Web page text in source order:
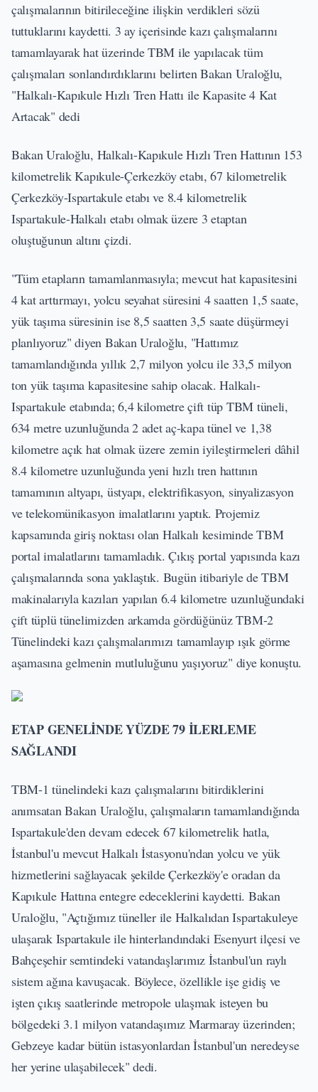
çalışmalarının bitirileceğine ilişkin verdikleri sözü
tuttuklarını kaydetti. 3 ay içerisinde kazı çalışmalarını
tamamlayarak hat üzerinde TBM ile yapılacak tüm
çalışmaları sonlandırdıklarını belirten Bakan Uraloğlu,
"Halkalı-Kapıkule Hızlı Tren Hattı ile Kapasite 4 Kat
Artacak" dedi
Bakan Uraloğlu, Halkalı-Kapıkule Hızlı Tren Hattının 153
kilometrelik Kapıkule-Çerkezköy etabı, 67 kilometrelik
Çerkezköy-Ispartakule etabı ve 8.4 kilometrelik
Ispartakule-Halkalı etabı olmak üzere 3 etaptan
oluştuğunun altını çizdi.
"Tüm etapların tamamlanmasıyla; mevcut hat kapasitesini
4 kat arttırmayı, yolcu seyahat süresini 4 saatten 1,5 saate,
yük taşıma süresinin ise 8,5 saatten 3,5 saate düşürmeyi
planlıyoruz" diyen Bakan Uraloğlu, "Hattımız
tamamlandığında yıllık 2,7 milyon yolcu ile 33,5 milyon
ton yük taşıma kapasitesine sahip olacak. Halkalı-
Ispartakule etabında; 6,4 kilometre çift tüp TBM tüneli,
634 metre uzunluğunda 2 adet aç-kapa tünel ve 1,38
kilometre açık hat olmak üzere zemin iyileştirmeleri dâhil
8.4 kilometre uzunluğunda yeni hızlı tren hattının
tamamının altyapı, üstyapı, elektrifikasyon, sinyalizasyon
ve telekomünikasyon imalatlarını yaptık. Projemiz
kapsamında giriş noktası olan Halkalı kesiminde TBM
portal imalatlarını tamamladık. Çıkış portal yapısında kazı
çalışmalarında sona yaklaştık. Bugün itibariyle de TBM
makinalarıyla kazıları yapılan 6.4 kilometre uzunluğundaki
çift tüplü tünelimizden arkamda gördüğünüz TBM-2
Tünelindeki kazı çalışmalarımızı tamamlayıp ışık görme
aşamasına gelmenin mutluluğunu yaşıyoruz" diye konuştu.
ETAP GENELİNDE YÜZDE 79 İLERLEME
SAĞLANDI
TBM-1 tünelindeki kazı çalışmalarını bitirdiklerini
anımsatan Bakan Uraloğlu, çalışmaların tamamlandığında
Ispartakule'den devam edecek 67 kilometrelik hatla,
İstanbul'u mevcut Halkalı İstasyonu'ndan yolcu ve yük
hizmetlerini sağlayacak şekilde Çerkezköy'e oradan da
Kapıkule Hattına entegre edeceklerini kaydetti. Bakan
Uraloğlu, "Açtığımız tüneller ile Halkalıdan Ispartakuleye
ulaşarak Ispartakule ile hinterlandındaki Esenyurt ilçesi ve
Bahçeşehir semtindeki vatandaşlarımız İstanbul'un raylı
sistem ağına kavuşacak. Böylece, özellikle işe gidiş ve
işten çıkış saatlerinde metropole ulaşmak isteyen bu
bölgedeki 3.1 milyon vatandaşımız Marmaray üzerinden;
Gebzeye kadar bütün istasyonlardan İstanbul'un neredeyse
her yerine ulaşabilecek" dedi.